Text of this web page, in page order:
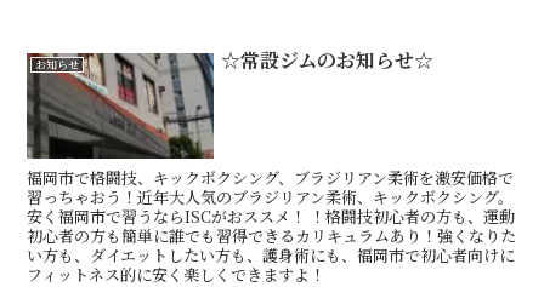
お知らせ ☆常設ジムのお知らせ☆
福岡市で格闘技、キックボクシング、ブラジリアン柔術を激安価格で
習っちゃおう！近年大人気のブラジリアン柔術、キックボクシング。
安く福岡市で習うならISCがおススメ！ ！格闘技初心者の方も、運動
初心者の方も簡単に誰でも習得できるカリキュラムあり！強くなりた
い方も、ダイエットしたい方も、護身術にも、福岡市で初心者向けに
フィットネス的に安く楽しくできますよ！